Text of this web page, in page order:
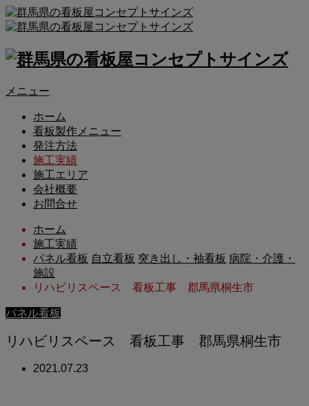
メニュー
ホーム
看板製作メニュー
発注方法
施工実績
施工エリア
会社概要
お問合せ
ホーム
施工実績
パネル看板 自立看板 突き出し・袖看板 病院・介護・
施設
リハビリスペース 看板工事 郡馬県桐生市
パネル看板
リハビリスペース 看板工事 郡馬県桐生市
2021.07.23